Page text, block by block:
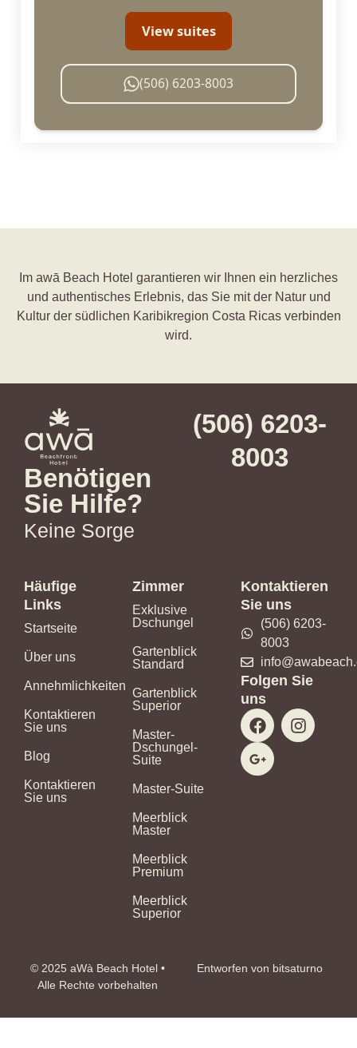
View suites
(506) 6203-8003
Im awā Beach Hotel garantieren wir Ihnen ein herzliches
und authentisches Erlebnis, das Sie mit der Natur und
Kultur der südlichen Karibikregion Costa Ricas verbinden
wird.
Benötigen
Sie Hilfe?
Keine Sorge
(506) 6203-
8003
Häufige
Links
Startseite
Über uns
Annehmlichkeiten
Kontaktieren
Sie uns
Blog
Kontaktieren
Sie uns
Zimmer
Exklusive
Dschungel
Gartenblick
Standard
Gartenblick
Superior
Master-
Dschungel-
Suite
Master-Suite
Meerblick
Master
Meerblick
Premium
Meerblick
Superior
Kontaktieren
Sie uns
(506) 6203-
8003
Folgen Sie
uns
F
a
c
e
b
I
n
s
G
o
o
g
l
© 2025 aWà Beach Hotel •
Alle Rechte vorbehalten
Entworfen von bitsaturno